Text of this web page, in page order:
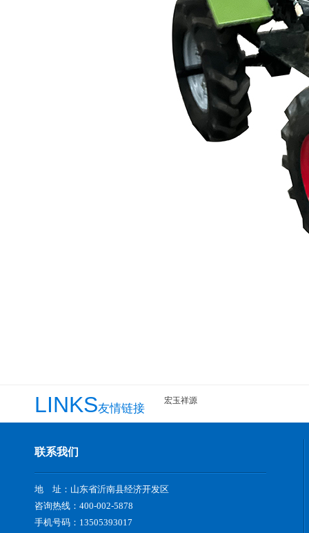
LINKS友情链接
宏玉祥源
联系我们
地 址：山东省沂南县经济开发区
咨询热线：400-002-5878
手机号码：13505393017